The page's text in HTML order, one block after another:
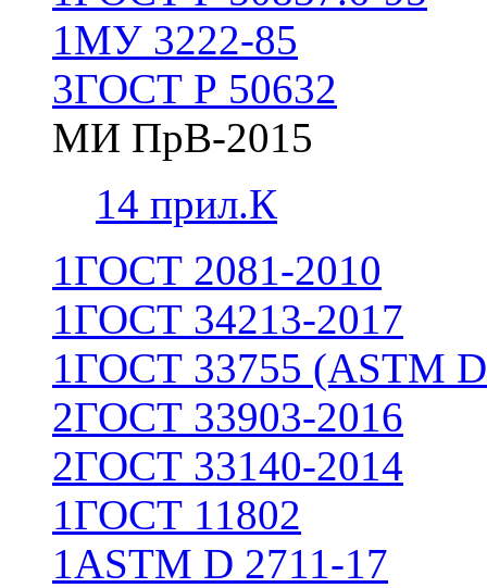
1МУ 3222-85
3ГОСТ Р 50632
МИ ПрВ-2015
14 прил.К
1ГОСТ 2081-2010
1ГОСТ 34213-2017
1ГОСТ 33755 (ASTM
2ГОСТ 33903-2016
2ГОСТ 33140-2014
1ГОСТ 11802
1ASTM D 2711-17